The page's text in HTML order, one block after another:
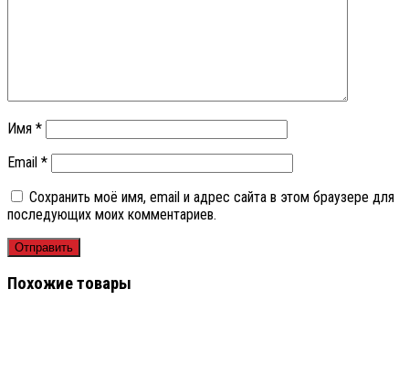
Имя *
Email *
Сохранить моё имя, email и адрес сайта в этом браузере для
последующих моих комментариев.
Похожие товары